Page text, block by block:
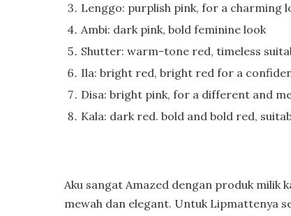
Lenggo: purplish pink, for a charming
Ambi: dark pink, bold feminine look
Shutter: warm-tone red, timeless
Ila: bright red, bright red for a
Disa: bright pink, for a different and
Kala: dark red. bold and bold red,
Aku sangat Amazed dengan produk milik
mewah dan elegant. Untuk Lipmattenya